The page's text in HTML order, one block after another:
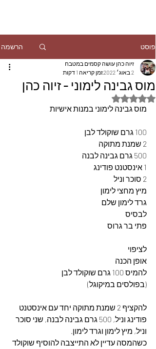
פוסט הרשמה
מוס גבינה לימוני - זיוה כהן
זיוה כהן עושה קסמים במטבח
2 באוג׳ 2022
זמן קריאה 1 דקות
דירוג של NaN מתוך 5 כוכבים
מוס גבינה לימוני במנות אישיות
100 גרם שוקולד לבן
2 שמנת מתוקה
500 גרם גבינה לבנה
1 אינסטנט פודינג
2 סוכר וניל
מיץ מחצי לימון
גרד לימון שלם
לבסיס
פתי בר גרוס
לציפוי
אופן הכנה
להמיס 100 גרם שוקולד לבן
(בפולסים במיקוגל)
להקציף 2 שמנת מתוקה יחד עם אינסטנט
פודינג וניל, 500 גרם גבינה לבנה, שני סוכר
וניל, מיץ לימון וגרד לימון.
כשהמסה עדיין לא התייצבה להוסיף שוקולד